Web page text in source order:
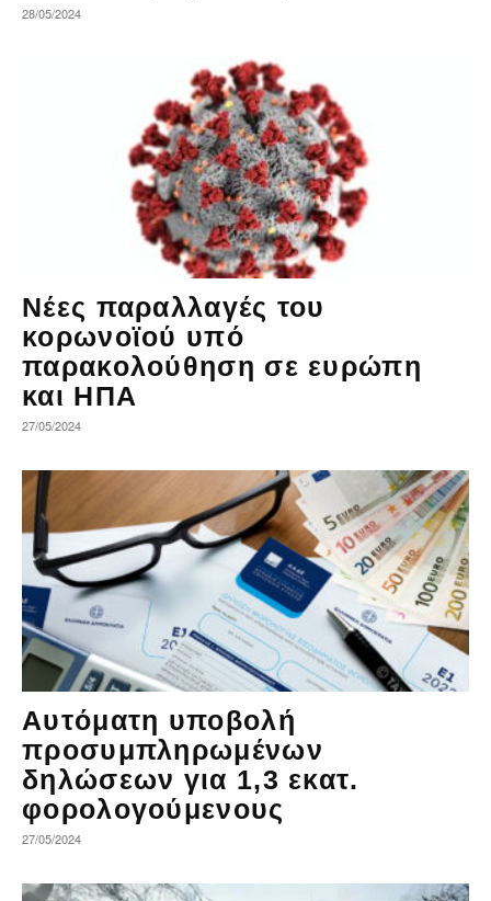
28/05/2024
Νέες παραλλαγές του
κορωνοϊού υπό
παρακολούθηση σε ευρώπη
και ΗΠΑ
27/05/2024
Αυτόματη υποβολή
προσυμπληρωμένων
δηλώσεων για 1,3 εκατ.
φορολογούμενους
27/05/2024